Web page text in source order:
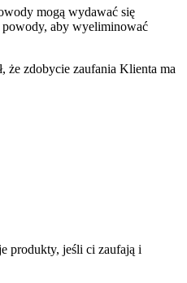
mogą wydawać się
powody, aby wyeliminować
że zdobycie zaufania Klienta ma
produkty, jeśli ci zaufają i